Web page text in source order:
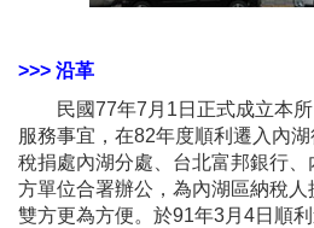
>>> 沿革
民國77年7月1日正式成立本所
服務事宜，在82年度順利遷入內
稅捐處內湖分處、台北富邦銀行
方單位合署辦公，為內湖區納稅
雙方更為方便。於91年3月4日順